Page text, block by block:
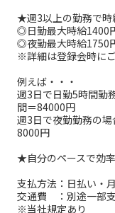
★週3以上の勤務で時
◎日勤最大時給1400
◎夜勤最大時給1750
※詳細は登録会時にご
例えば・・・
週3日で日勤5時間
間＝84000円
週3日で夜勤勤務の
8000円
★自分のペースで効
支払方法：日払い・
交通費 ：別途一部
※当社規定あり